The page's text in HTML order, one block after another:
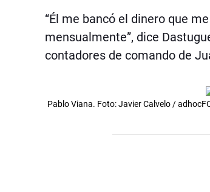
“Él me bancó el dinero que
mensualmente”, dice
contadores de comando de
Pablo Viana. Foto: Javier Calvelo /